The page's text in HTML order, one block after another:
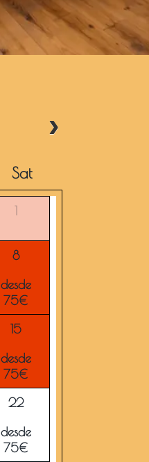
Sat
1
8
desde
75€
15
desde
75€
22
desde
75€